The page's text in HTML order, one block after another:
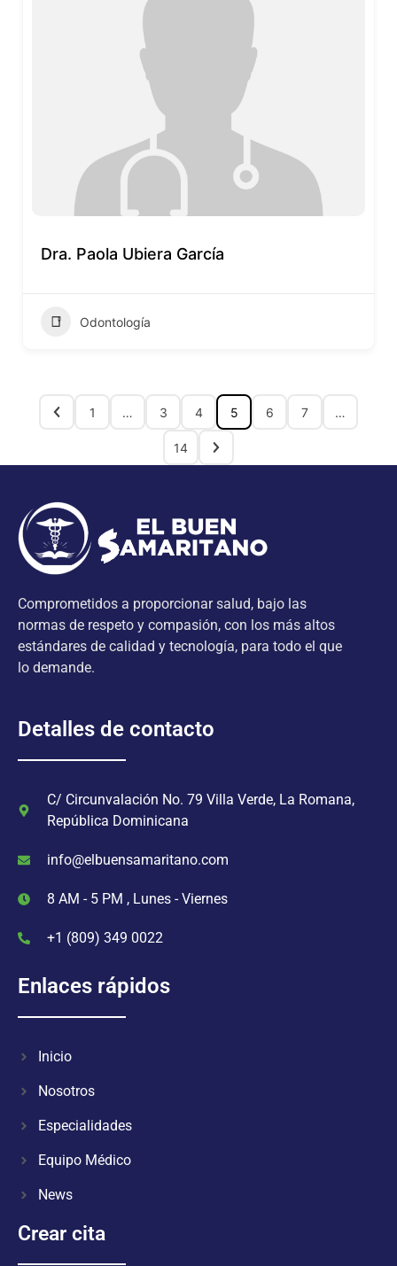
Dra. Paola Ubiera García
Odontología
1 … 3 4 5 6 7 …
14
Comprometidos a proporcionar salud, bajo las
normas de respeto y compasión, con los más altos
estándares de calidad y tecnología, para todo el que
lo demande.
Detalles de contacto
C/ Circunvalación No. 79 Villa Verde, La Romana,
República Dominicana
info@elbuensamaritano.com
8 AM - 5 PM , Lunes - Viernes
+1 (809) 349 0022
Enlaces rápidos
Inicio
Nosotros
Especialidades
Equipo Médico
News
Crear cita